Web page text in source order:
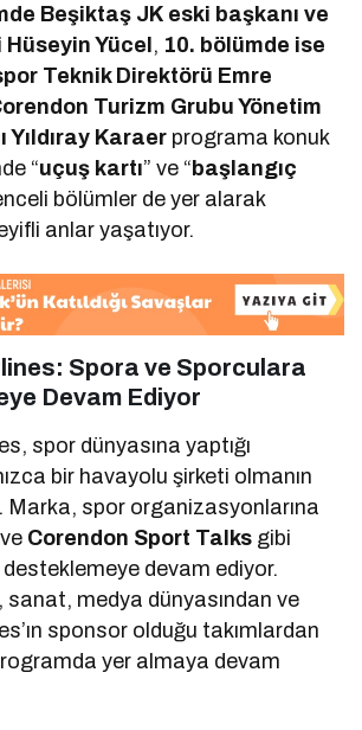
Beşiktaş JK eski başkanı ve
Yücel , 10. bölümde ise
Teknik Direktörü Emre
Turizm Grubu Yönetim
Yıldıray Karaer programa konuk
“uçuş kartı” ve “ başlangıç
bölümler de yer alarak
anlar yaşatıyor.
Spora ve Sporculara
Devam Ediyor
spor dünyasına yaptığı
bir havayolu şirketi olmanın
Marka, spor organizasyonlarına
Corendon Sport Talks gibi
devam ediyor.
sanat, medya dünyasından ve
sponsor olduğu takımlardan
yer almaya devam